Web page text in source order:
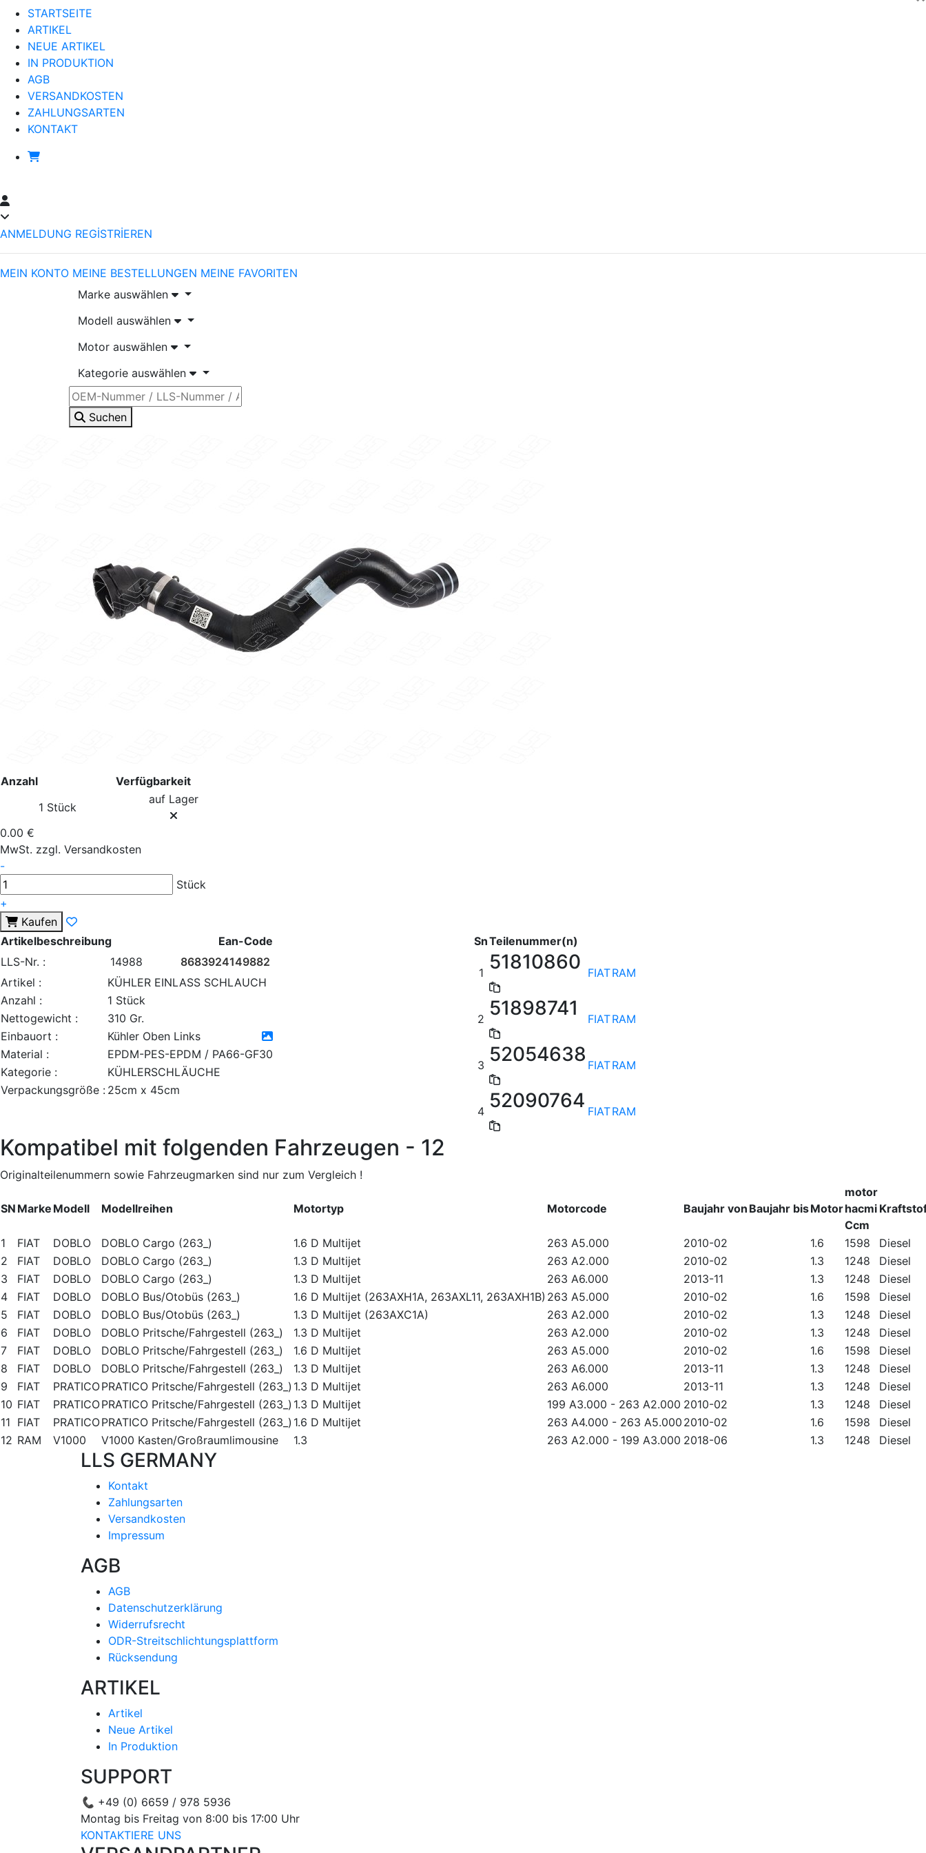
STARTSEITE
ARTIKEL
NEUE ARTIKEL
IN PRODUKTION
AGB
VERSANDKOSTEN
ZAHLUNGSARTEN
KONTAKT
ANMELDUNG REGİSTRİEREN
MEIN KONTO MEINE BESTELLUNGEN MEINE FAVORITEN
Marke auswählen
Modell auswählen
Motor auswählen
Kategorie auswählen
Suchen
Anzahl
Verfügbarkeit
1 Stück
auf Lager
0.00 €
MwSt. zzgl. Versandkosten
-
Stück
+
Kaufen
Artikelbeschreibung
Ean-Code
LLS-Nr. :
14988
8683924149882
Artikel :
KÜHLER EINLASS SCHLAUCH
Anzahl :
1 Stück
Nettogewicht :
310 Gr.
Einbauort :
Kühler Oben Links
Material :
EPDM-PES-EPDM / PA66-GF30
Kategorie :
KÜHLERSCHLÄUCHE
Verpackungsgröße : 25cm x 45cm
SnTeilenummer(n)
1 51810860 FIATRAM
2 51898741 FIATRAM
3 52054638 FIATRAM
4 52090764 FIATRAM
Kompatibel mit folgenden Fahrzeugen - 12
Originalteilenummern sowie Fahrzeugmarken sind nur zum Vergleich !
SN Marke Modell Modellreihen Motortyp Motorcode Baujahr von Baujahr bisMotor
motor
hacmi
Ccm
1 FIAT DOBLO DOBLO Cargo (263_) 1.6 D Multijet 263 A5.000 2010-02 1.6 1598
Diesel
2
FIAT DOBLO DOBLO Cargo (263_) 1.3 D Multijet 263 A2.000 2010-02 1.3 1248
Diesel
3
FIAT DOBLO DOBLO Cargo (263_) 1.3 D Multijet 263 A6.000 2013-11 1.3 1248
Diesel
4
FIAT DOBLO DOBLO Bus/Otobüs (263_) 1.6 D Multijet (263AXH1A, 263AXL11, 263AXH1B) 263 A5.000 2010-02 1.6 1598
Diesel
5
FIAT DOBLO DOBLO Bus/Otobüs (263_) 1.3 D Multijet (263AXC1A) 263 A2.000 2010-02 1.3 1248
Diesel
6
FIAT DOBLO DOBLO Pritsche/Fahrgestell (263_) 1.3 D Multijet 263 A2.000 2010-02 1.3 1248
Diesel
7
FIAT DOBLO DOBLO Pritsche/Fahrgestell (263_) 1.6 D Multijet 263 A5.000 2010-02 1.6 1598
Diesel
8
FIAT DOBLO DOBLO Pritsche/Fahrgestell (263_) 1.3 D Multijet 263 A6.000 2013-11 1.3 1248
Diesel
9
FIAT PRATICOPRATICO Pritsche/Fahrgestell (263_) 1.3 D Multijet 263 A6.000 2013-11 1.3 1248
Diesel
10 FIAT PRATICOPRATICO Pritsche/Fahrgestell (263_) 1.3 D Multijet 199 A3.000 - 263 A2.000 2010-02 1.3 1248
Diesel
11 FIAT PRATICOPRATICO Pritsche/Fahrgestell (263_) 1.6 D Multijet 263 A4.000 - 263 A5.000 2010-02 1.6 1598
Diesel
12 RAM V1000 V1000 Kasten/Großraumlimousine 1.3 263 A2.000 - 199 A3.000 2018-06 1.3 1248 Diesel
LLS GERMANY
Kontakt
Zahlungsarten
Versandkosten
Impressum
AGB
AGB
Datenschutzerklärung
Widerrufsrecht
ODR-Streitschlichtungsplattform
Rücksendung
ARTIKEL
Artikel
Neue Artikel
In Produktion
SUPPORT
📞 +49 (0) 6659 / 978 5936
Montag bis Freitag von 8:00 bis 17:00 Uhr
KONTAKTIERE UNS